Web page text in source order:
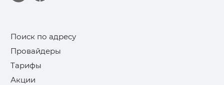
Поиск по адресу
Провайдеры
Тарифы
Акции